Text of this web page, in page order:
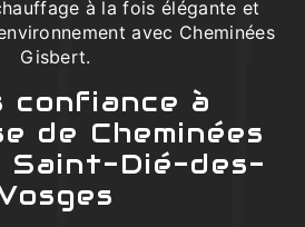
à la fois élégante et
avec Cheminées
Gisbert.
confiance à
de Cheminées
Saint-Dié-des-